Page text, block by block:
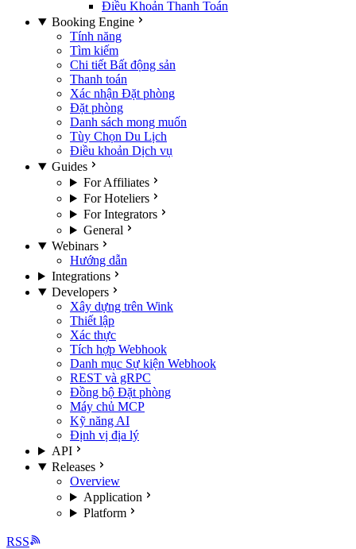
Điều Khoản Thanh Toán
Booking Engine
Tính năng
Tìm kiếm
Chi tiết Bất động sản
Thanh toán
Xác nhận Đặt phòng
Đặt phòng
Danh sách mong muốn
Tùy Chọn Du Lịch
Điều khoản Dịch vụ
Guides
For Affiliates
For Hoteliers
For Integrators
General
Webinars
Hướng dẫn
Integrations
Developers
Xây dựng trên Wink
Thiết lập
Xác thực
Tích hợp Webhook
Danh mục Sự kiện Webhook
REST và gRPC
Đồng bộ Đặt phòng
Máy chủ MCP
Kỹ năng AI
Định vị địa lý
API
Releases
Overview
Application
Platform
RSS